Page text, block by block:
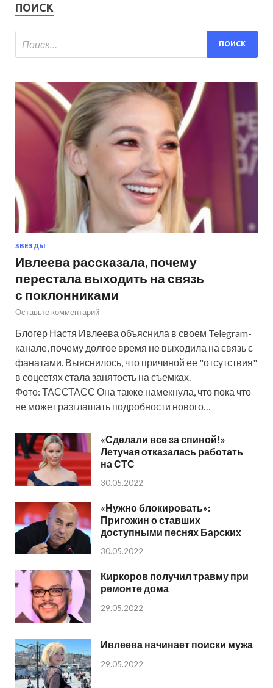
ПОИСК
ЗВЕЗДЫ
Ивлеева рассказала, почему
перестала выходить на связь
с поклонниками
Оставьте комментарий
Блогер Настя Ивлеева объяснила в своем Telegram-
канале, почему долгое время не выходила на связь с
фанатами. Выяснилось, что причиной ее "отсутствия"
в соцсетях стала занятость на съемках.
Фото: ТАССТАСС Она также намекнула, что пока что
не может разглашать подробности нового…
«Сделали все за спиной!»
Летучая отказалась работать
на СТС
30.05.2022
«Нужно блокировать»:
Пригожин о ставших
доступными песнях Барских
30.05.2022
Киркоров получил травму при
ремонте дома
29.05.2022
Ивлеева начинает поиски мужа
29.05.2022